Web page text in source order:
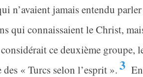
n’avaient jamais entendu
qui connaissaient le Christ,
ce deuxième groupe,
des « Turcs selon l’esprit ».3